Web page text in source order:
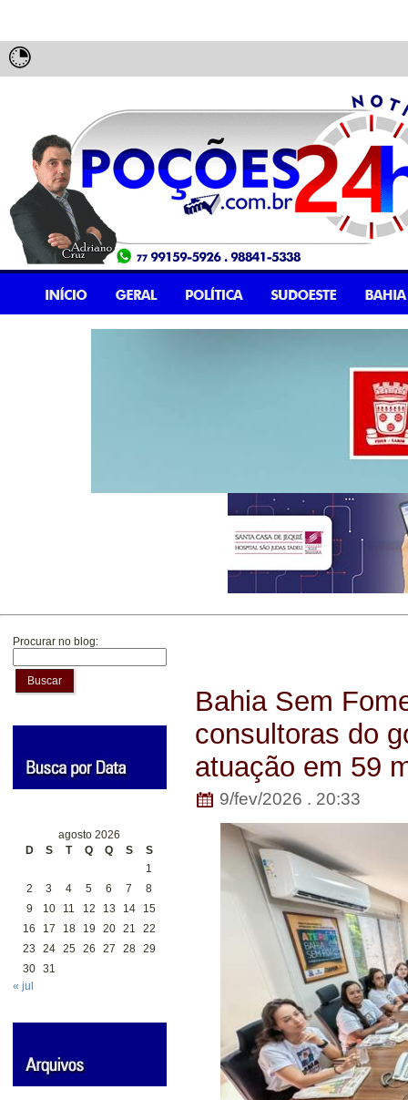
Procurar no blog:
Buscar
agosto 2026
D
S T Q Q S
S
1
2
3 4 5 6 7
8
9
10 11 12 13 14
15
16
17 18 19 20 21
22
23
24 25 26 27 28 29
30 31
« jul
Bahia Sem
consultoras do
atuação em 59
9/fev/2026 . 20:33